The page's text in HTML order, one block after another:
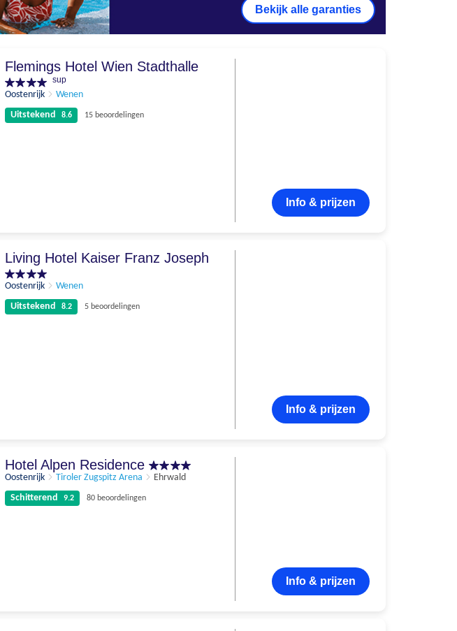
Bekijk alle garanties
Flemings Hotel Wien Stadthalle
sup
Oostenrijk
Wenen
Uitstekend
8.6 15 beoordelingen
Info & prijzen
Living Hotel Kaiser Franz Joseph
Oostenrijk
Wenen
Uitstekend
8.2 5 beoordelingen
Info & prijzen
Hotel Alpen Residence
Oostenrijk Tiroler Zugspitz Arena
Ehrwald
Schitterend
9.2 80 beoordelingen
Info & prijzen